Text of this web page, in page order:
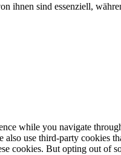
ihnen sind essenziell,
while you navigate
use third-party cookies
cookies. But opting out of